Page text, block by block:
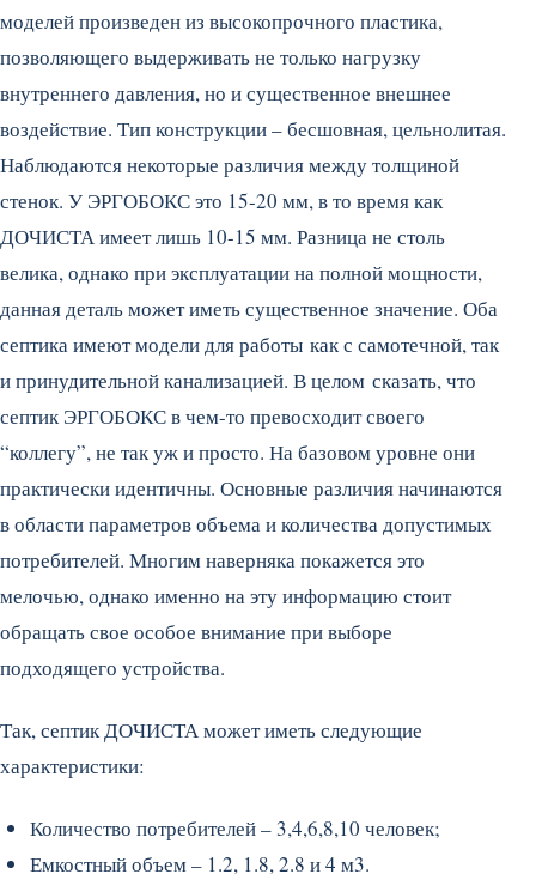
моделей произведен из высокопрочного пластика,
позволяющего выдерживать не только нагрузку
внутреннего давления, но и существенное внешнее
воздействие. Тип конструкции – бесшовная, цельнолитая.
Наблюдаются некоторые различия между толщиной
стенок. У ЭРГОБОКС это 15-20 мм, в то время как
ДОЧИСТА имеет лишь 10-15 мм. Разница не столь
велика, однако при эксплуатации на полной мощности,
данная деталь может иметь существенное значение. Оба
септика имеют модели для работы как с самотечной, так
и принудительной канализацией. В целом сказать, что
септик ЭРГОБОКС в чем-то превосходит своего
“коллегу”, не так уж и просто. На базовом уровне они
практически идентичны. Основные различия начинаются
в области параметров объема и количества допустимых
потребителей. Многим наверняка покажется это
мелочью, однако именно на эту информацию стоит
обращать свое особое внимание при выборе
подходящего устройства.
Так, септик ДОЧИСТА может иметь следующие
характеристики:
Количество потребителей – 3,4,6,8,10 человек;
Емкостный объем – 1.2, 1.8, 2.8 и 4 м3.